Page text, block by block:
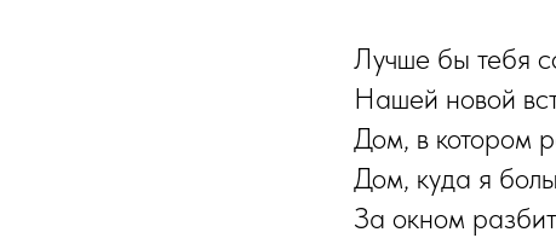
Лучше бы тебя
Нашей новой
Дом, в котором
Дом, куда я
За окном